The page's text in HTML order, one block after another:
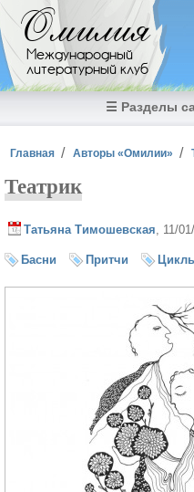
Перейти к основному
Омилия
Международный
литературный клуб
☰ Разделы
Вы здесь
Главная Авторы «Омилии»
Театрик
Татьяна Тимошевская , 11/
Басни Притчи